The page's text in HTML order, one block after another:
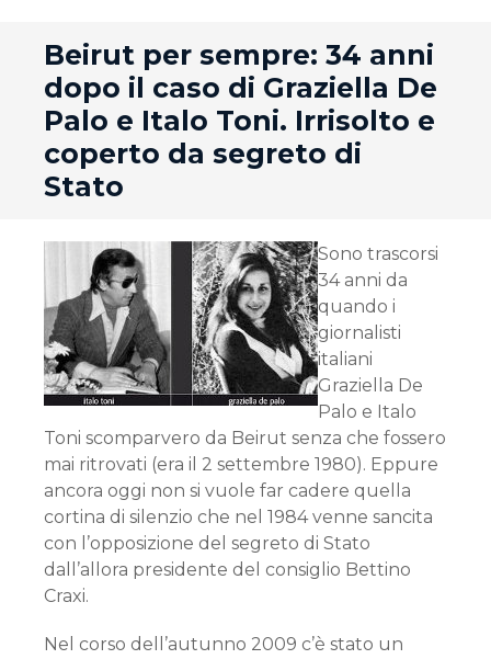
Beirut per sempre: 34 anni
dopo il caso di Graziella De
Palo e Italo Toni. Irrisolto e
coperto da segreto di
Stato
Sono trascorsi
34 anni da
quando i
giornalisti
italiani
Graziella De
Palo e Italo
Toni scomparvero da Beirut senza che fossero
mai ritrovati (era il 2 settembre 1980). Eppure
ancora oggi non si vuole far cadere quella
cortina di silenzio che nel 1984 venne sancita
con l’opposizione del segreto di Stato
dall’allora presidente del consiglio Bettino
Craxi.
Nel corso dell’autunno 2009 c’è stato un